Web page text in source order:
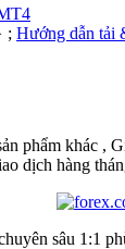
; Hướng dẫn tải
phẩm khác ,
dịch hàng
sâu 1:1